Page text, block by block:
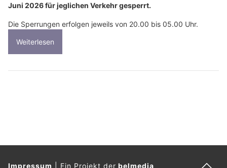
Juni 2026 für jeglichen Verkehr gesperrt.
Die Sperrungen erfolgen jeweils von 20.00 bis 05.00 Uhr.
Weiterlesen
Impressum Ein Projekt derbelmedia